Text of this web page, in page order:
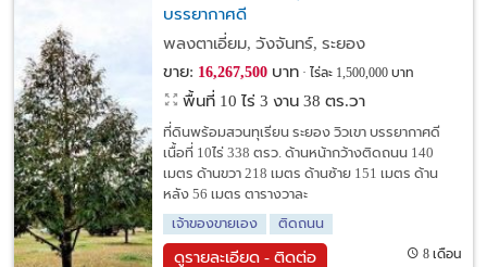
บรรยากาศดี
พลงตาเอี่ยม, วังจันทร์, ระยอง
ขาย: 16,267,500บาท ไร่ละ 1,500,000 บาท
พื้นที่ 10 ไร่ 3 งาน 38 ตร.วา
ที่ดินพร้อมสวนทุเรียน ระยอง วิวเขา บรรยากาศดี
เนื้อที่ 10ไร่ 338 ตรว. ด้านหน้ากว้างติดถนน 140
เมตร ด้านขวา 218 เมตร ด้านซ้าย 151 เมตร ด้าน
หลัง 56 เมตร ตารางวาละ
เจ้าของขายเอง
ติดถนน
ดูรายละเอียด - ติดต่อ 8 เดือน